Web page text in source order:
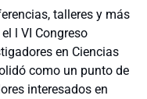
talleres y más
l VI Congreso
en Ciencias
como un punto de
interesados en